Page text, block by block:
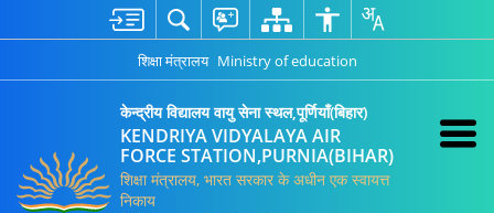
शिक्षा मंत्रालय Ministry of education
केन्द्रीय विद्यालय वायु सेना स्थल,पूर्णियाँ(बिहार)
KENDRIYA VIDYALAYA AIR
FORCE STATION,PURNIA(BIHAR)
शिक्षा मंत्रालय, भारत सरकार के अधीन एक स्वायत्त
निकाय